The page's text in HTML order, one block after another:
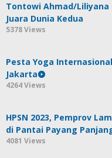
Tontowi Ahmad/Liliyana
Juara Dunia Kedua
5378 Views
Pesta Yoga
Jakarta
4264 Views
HPSN 2023, Pemprov
di Pantai Payang
4081 Views